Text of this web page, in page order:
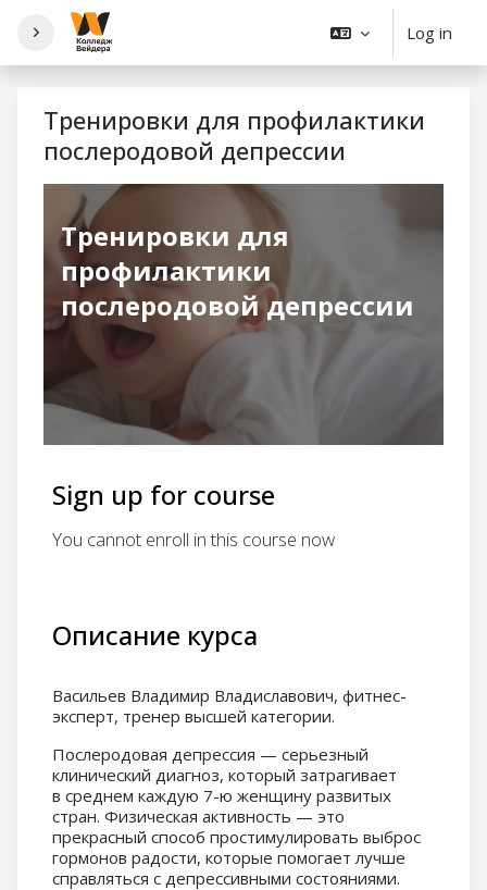
Skip to main content
Log in
Тренировки для профилактики
послеродовой депрессии
Тренировки для
профилактики
послеродовой депрессии
Описание курса
Васильев Владимир Владиславович, фитнес-
эксперт, тренер высшей категории.
Послеродовая депрессия — серьезный
клинический диагноз, который затрагивает
в среднем каждую 7-ю женщину развитых
стран. Физическая активность — это
прекрасный способ простимулировать выброс
гормонов радости, которые помогает лучше
справляться с депрессивными состояниями.
Sign up for course
You cannot enroll in this course now